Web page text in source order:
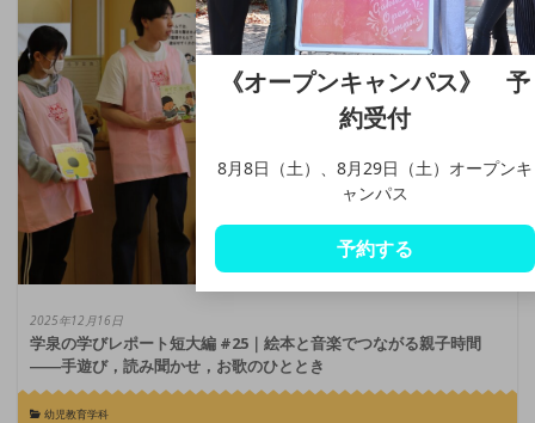
2025年12月16日
学泉の学びレポート短大編 #25｜絵本と音楽でつながる親子時間
――手遊び，読み聞かせ，お歌のひととき
幼児教育学科
《オープンキャンパス》 予
約受付
8月8日（土）、8月29日（土）オープンキ
ャンパス
予約する